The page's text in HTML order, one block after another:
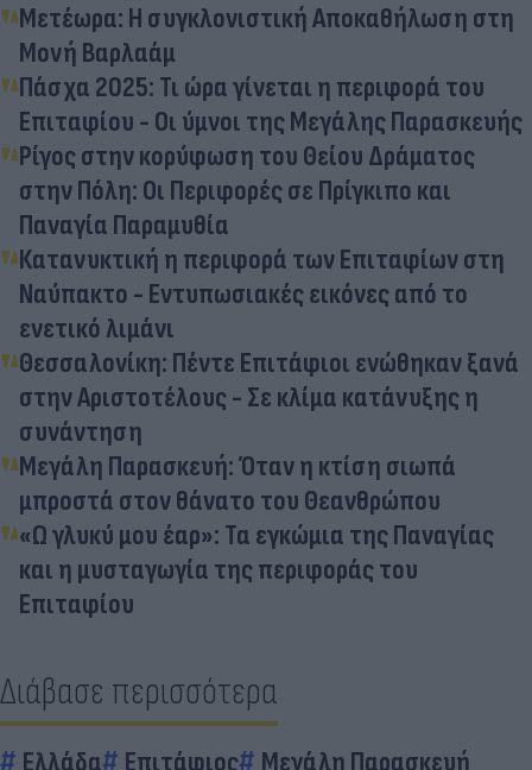
Μετέωρα: Η συγκλονιστική Αποκαθήλωση στη
Μονή Βαρλαάμ
Πάσχα 2025: Τι ώρα γίνεται η περιφορά του
Επιταφίου - Οι ύμνοι της Μεγάλης Παρασκευής
Ρίγος στην κορύφωση του Θείου Δράματος
στην Πόλη: Οι Περιφορές σε Πρίγκιπο και
Παναγία Παραμυθία
Κατανυκτική η περιφορά των Επιταφίων στη
Ναύπακτο - Εντυπωσιακές εικόνες από το
ενετικό λιμάνι
Θεσσαλονίκη: Πέντε Επιτάφιοι ενώθηκαν ξανά
στην Αριστοτέλους - Σε κλίμα κατάνυξης η
συνάντηση
Μεγάλη Παρασκευή: Όταν η κτίση σιωπά
μπροστά στον θάνατο του Θεανθρώπου
«Ω γλυκύ μου έαρ»: Τα εγκώμια της Παναγίας
και η μυσταγωγία της περιφοράς του
Επιταφίου
Διάβασε περισσότερα
Ελλάδα Επιτάφιος Μεγάλη Παρασκευή